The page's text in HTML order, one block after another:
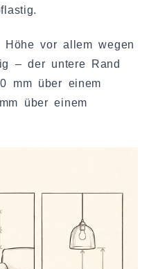
vor allem wegen
– der untere Rand
mm über einem
über einem